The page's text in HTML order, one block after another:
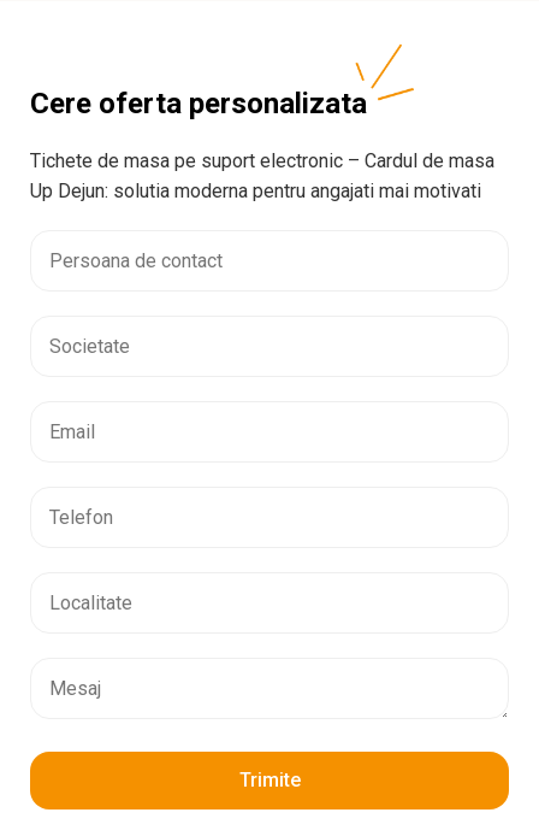
Cere oferta personalizata
Tichete de masa pe suport electronic – Cardul de masa
Up Dejun: solutia moderna pentru angajati mai motivati